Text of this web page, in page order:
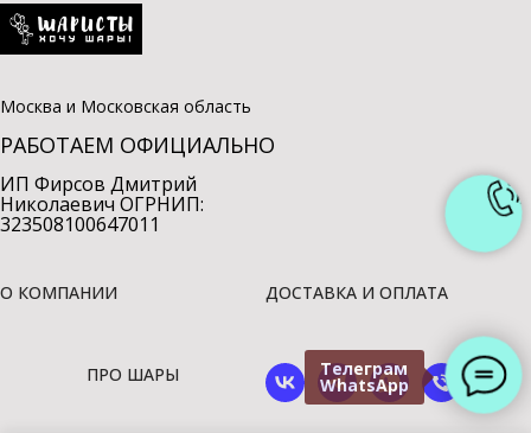
Телеграм
WhatsApp
Москва и Московская область
РАБОТАЕМ ОФИЦИАЛЬНО
ИП Фирсов Дмитрий
Николаевич ОГРНИП:
323508100647011
О КОМПАНИИ ДОСТАВКА И ОПЛАТА
ПРО ШАРЫ